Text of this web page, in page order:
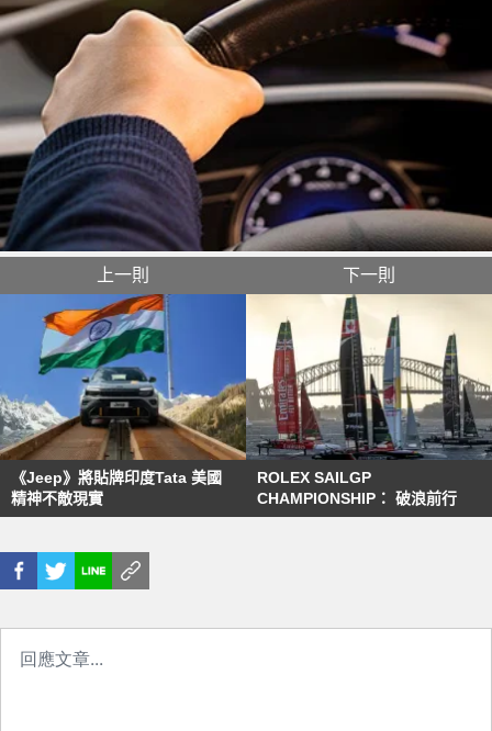
上一則
《Jeep》將貼牌印度Tata 美國
精神不敵現實
下一則
ROLEX SAILGP
CHAMPIONSHIP： 破浪前行